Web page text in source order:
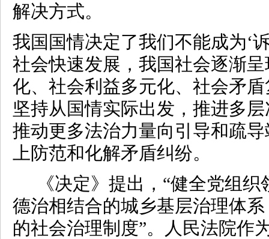
解决方式。
我国国情决定了我们不能成为‘
社会快速发展，我国社会逐渐
化、社会利益多元化、社会矛
坚持从国情实际出发，推进多
推动更多法治力量向引导和疏
上防范和化解矛盾纠纷。
《决定》提出，“健全党组
德治相结合的城乡基层治理体
的社会治理制度”。人民法院作